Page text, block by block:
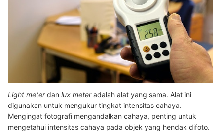
Light meterdan lux meteradalah alat yang sama. Alat ini
digunakan untuk mengukur tingkat intensitas cahaya.
Mengingat fotografi mengandalkan cahaya, penting untuk
mengetahui intensitas cahaya pada objek yang hendak difoto.